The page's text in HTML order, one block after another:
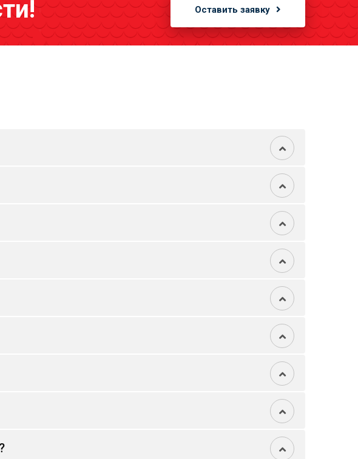
Оставить заявку